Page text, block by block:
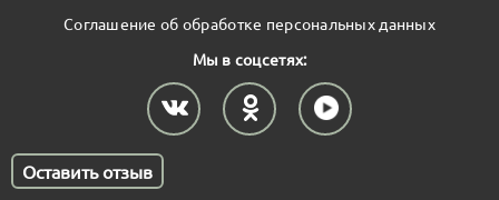
Соглашение об обработке персональных данных
Мы в соцсетях:
Оставить отзыв